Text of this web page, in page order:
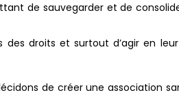
de sauvegarder et de
droits et surtout d’agir en
de créer une association